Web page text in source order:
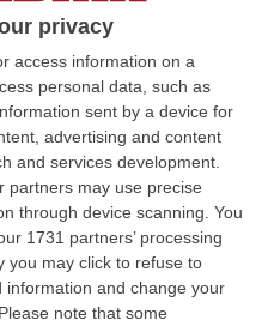
privacy
access information on a
personal data, such as
sent by a device for
advertising and content
and services development.
partners may use precise
through device scanning. You
1731 partners’ processing
you may click to refuse to
and change your
Please note that some
nella fase
ore possibile
alle battute
formali ancora da